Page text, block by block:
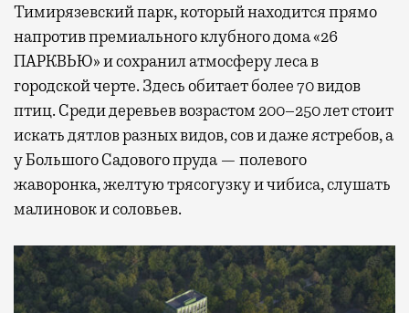
Тимирязевский парк, который находится прямо
напротив премиального клубного дома «26
ПАРКВЬЮ» и сохранил атмосферу леса в
городской черте. Здесь обитает более 70 видов
птиц. Среди деревьев возрастом 200–250 лет стоит
искать дятлов разных видов, сов и даже ястребов, а
у Большого Садового пруда — полевого
жаворонка, желтую трясогузку и чибиса, слушать
малиновок и соловьев.